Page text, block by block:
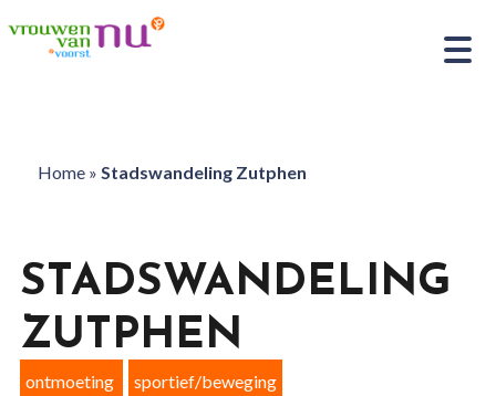
Home» Stadswandeling Zutphen
STADSWANDELING
ZUTPHEN
ontmoeting sportief/beweging